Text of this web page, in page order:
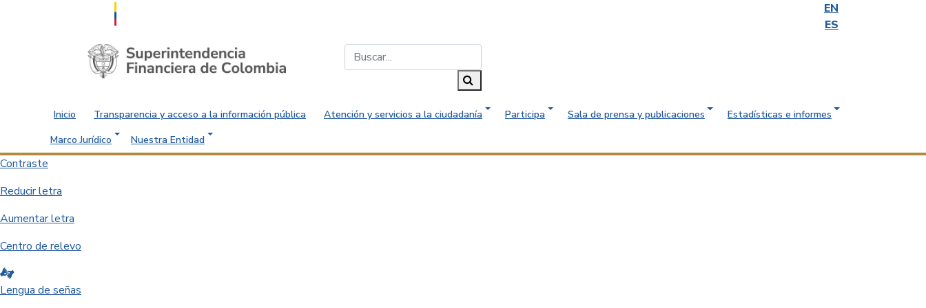
EN
ES
Saltar al contenido principal
Inicio Transparencia y acceso a la información pública Atención y servicios a la ciudadanía Participa Sala de prensa y publicaciones
Estadísticas e informes
Marco Jurídico
Nuestra Entidad
Contraste
Reducir letra
Aumentar letra
Centro de relevo
Lengua de señas